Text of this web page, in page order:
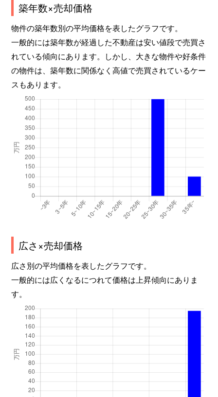
築年数×売却価格
物件の築年数別の平均価格を表したグラフです。
一般的には築年数が経過した不動産は安い値段で売買さ
れている傾向にあります。しかし、大きな物件や好条件
の物件は、築年数に関係なく高値で売買されているケー
スもあります。
広さ×売却価格
広さ別の平均価格を表したグラフです。
一般的には広くなるにつれて価格は上昇傾向にありま
す。